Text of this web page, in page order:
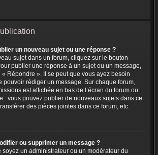
un nouveau sujet ou une réponse ?
sujet dans un forum, cliquez sur le bouton
publier une réponse à un sujet ou un message,
Répondre ». Il se peut que vous ayez besoin
pouvoir rédiger un message. Sur chaque forum,
est affichée en bas de l’écran du forum ou
: vous pouvez publier de nouveaux sujets dans ce
des pièces jointes dans ce forum, etc.
ou supprimer un message ?
soyez un administrateur ou un modérateur du